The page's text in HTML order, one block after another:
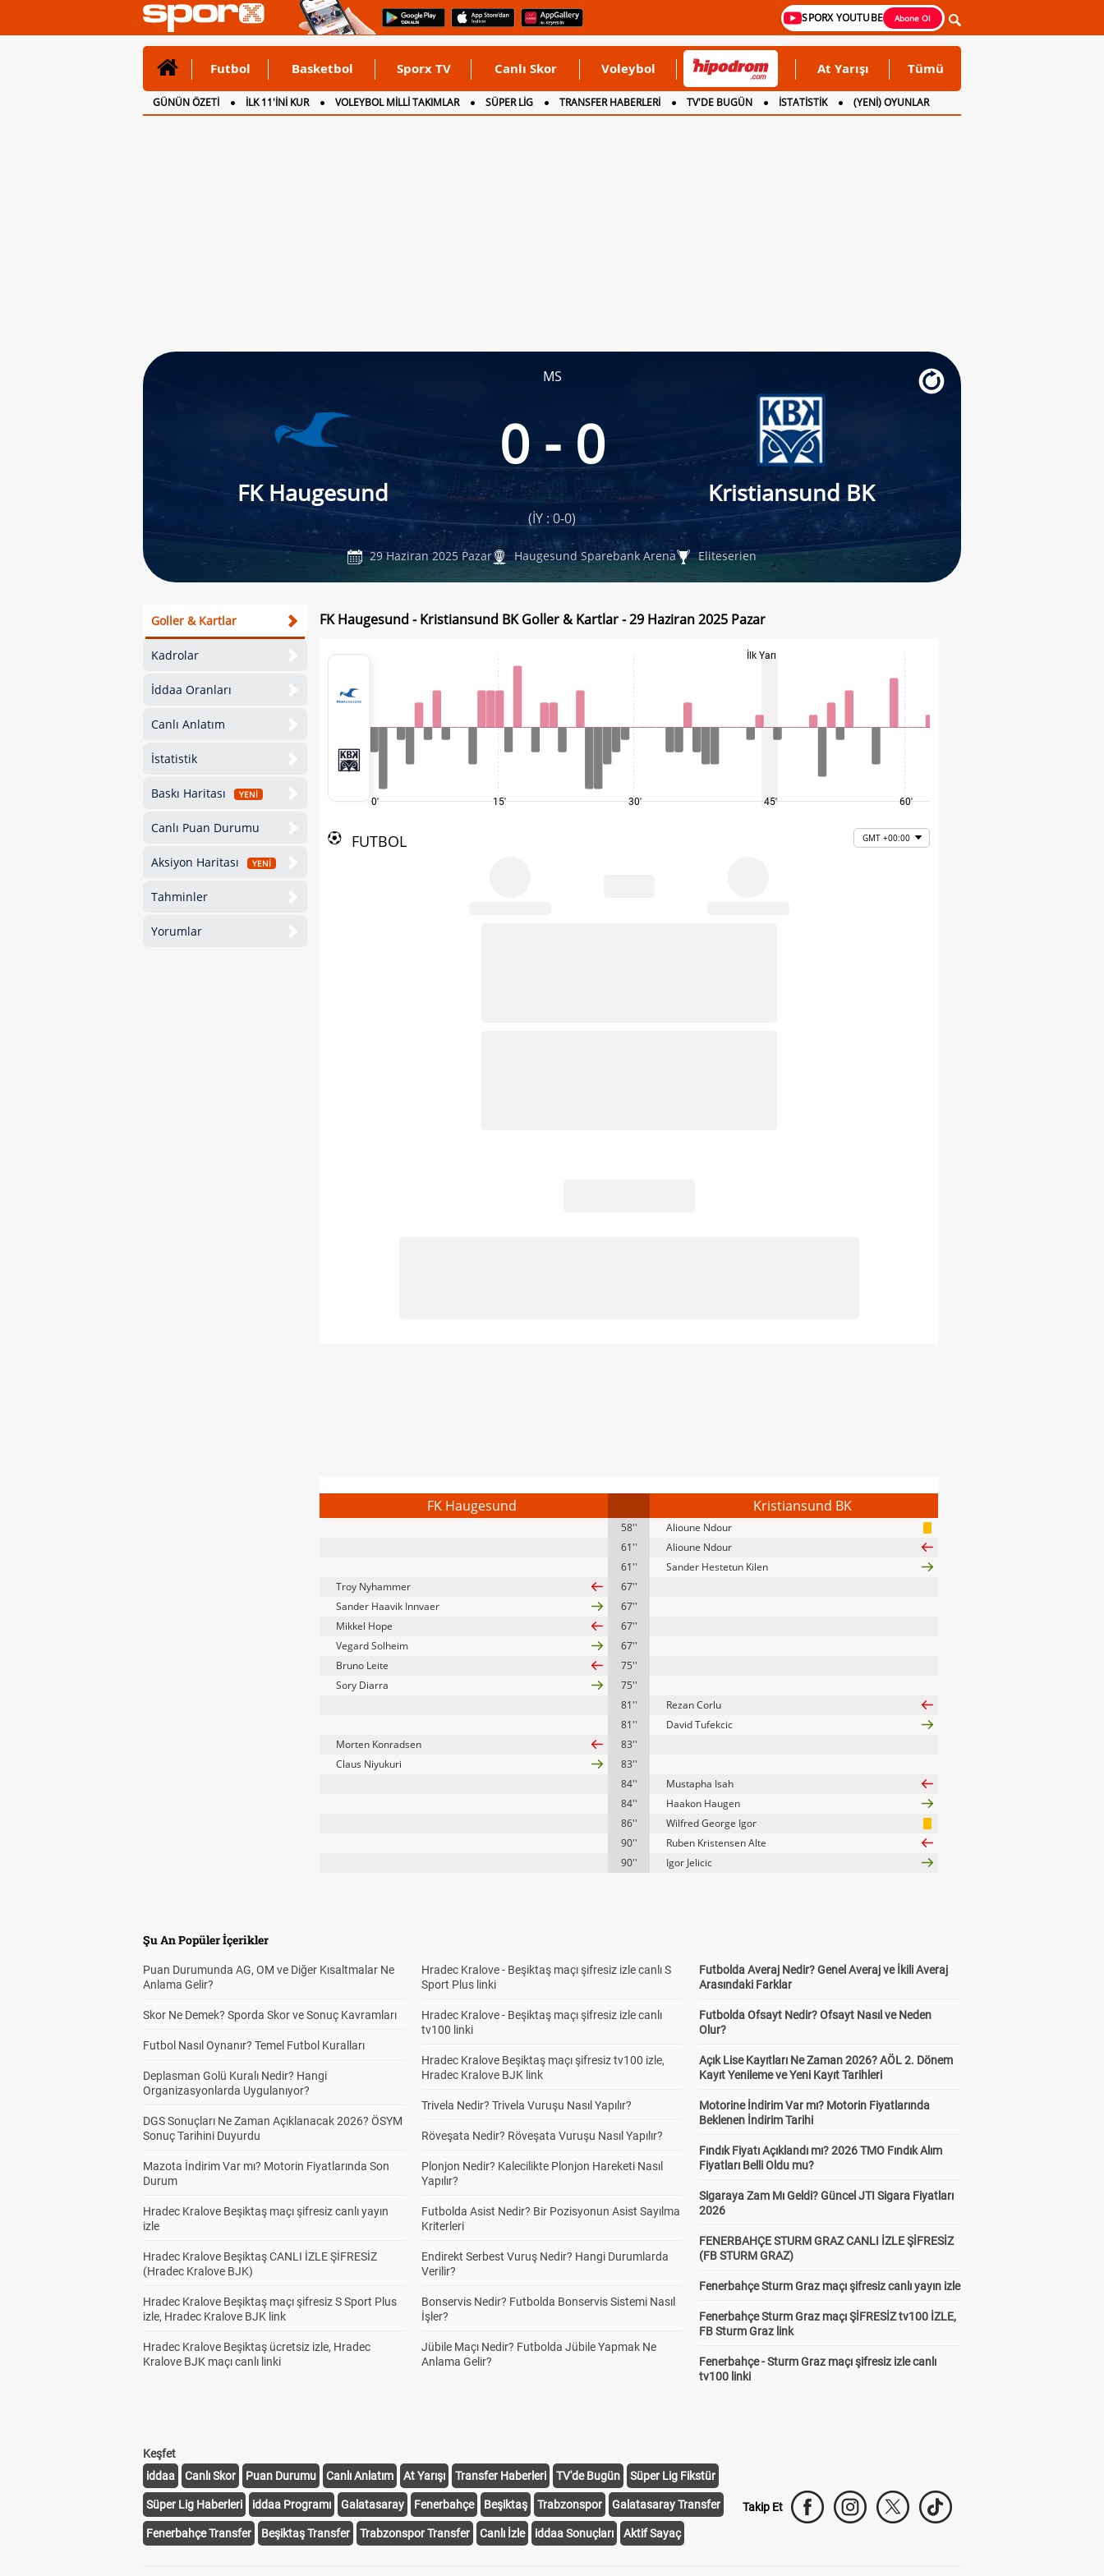
SPORX YOUTUBE Abone Ol
Futbol Basketbol Sporx TV Canlı Skor Voleybol At Yarışı Tümü
GÜNÜN ÖZETİ İLK 11'İNİ KUR VOLEYBOL MİLLİ TAKIMLAR SÜPER LİG TRANSFER HABERLERİ TV'DE BUGÜN İSTATİSTİK
(YENİ) OYUNLAR
CANLI ANLATIM
İNGİLTERE
MS
FK Haugesund
0 - 0
Kristiansund BK
(İY : 0-0)
29 Haziran 2025 Pazar Haugesund Sparebank Arena Eliteserien
Goller & Kartlar
Kadrolar
İddaa Oranları
Canlı Anlatım
İstatistik
Baskı Haritası YENİ
Canlı Puan Durumu
Aksiyon Haritası YENİ
Tahminler
Yorumlar
FK Haugesund - Kristiansund BK Goller & Kartlar - 29 Haziran 2025 Pazar
0' 15' 30'
İlk Yarı
45' 60'
FUTBOL GMT +00:00
FK Haugesund Kristiansund BK
58''
Alioune Ndour
61''
Alioune Ndour
61''
Sander Hestetun Kilen
Troy Nyhammer
67''
Sander Haavik Innvaer
67''
Mikkel Hope
67''
Vegard Solheim
67''
Bruno Leite
75''
Sory Diarra
75''
81''
Rezan Corlu
81''
David Tufekcic
Morten Konradsen
83''
Claus Niyukuri
83''
84''
Mustapha Isah
84''
Haakon Haugen
86''
Wilfred George Igor
90''
Ruben Kristensen Alte
90''
Igor Jelicic
Şu An Popüler İçerikler
Puan Durumunda AG, OM ve Diğer Kısaltmalar Ne
Anlama Gelir?
Skor Ne Demek? Sporda Skor ve Sonuç Kavramları
Futbol Nasıl Oynanır? Temel Futbol Kuralları
Deplasman Golü Kuralı Nedir? Hangi
Organizasyonlarda Uygulanıyor?
DGS Sonuçları Ne Zaman Açıklanacak 2026? ÖSYM
Sonuç Tarihini Duyurdu
Mazota İndirim Var mı? Motorin Fiyatlarında Son
Durum
Hradec Kralove Beşiktaş maçı şifresiz canlı yayın
izle
Hradec Kralove Beşiktaş CANLI İZLE ŞİFRESİZ
(Hradec Kralove BJK)
Hradec Kralove Beşiktaş maçı şifresiz S Sport Plus
izle, Hradec Kralove BJK link
Hradec Kralove Beşiktaş ücretsiz izle, Hradec
Kralove BJK maçı canlı linki
Hradec Kralove - Beşiktaş maçı şifresiz izle canlı S
Sport Plus linki
Hradec Kralove - Beşiktaş maçı şifresiz izle canlı
tv100 linki
Hradec Kralove Beşiktaş maçı şifresiz tv100 izle,
Hradec Kralove BJK link
Trivela Nedir? Trivela Vuruşu Nasıl Yapılır?
Röveşata Nedir? Röveşata Vuruşu Nasıl Yapılır?
Plonjon Nedir? Kalecilikte Plonjon Hareketi Nasıl
Yapılır?
Futbolda Asist Nedir? Bir Pozisyonun Asist Sayılma
Kriterleri
Endirekt Serbest Vuruş Nedir? Hangi Durumlarda
Verilir?
Bonservis Nedir? Futbolda Bonservis Sistemi Nasıl
İşler?
Jübile Maçı Nedir? Futbolda Jübile Yapmak Ne
Anlama Gelir?
Futbolda Averaj Nedir? Genel Averaj ve İkili Averaj
Arasındaki Farklar
Futbolda Ofsayt Nedir? Ofsayt Nasıl ve Neden
Olur?
Açık Lise Kayıtları Ne Zaman 2026? AÖL 2. Dönem
Kayıt Yenileme ve Yeni Kayıt Tarihleri
Motorine İndirim Var mı? Motorin Fiyatlarında
Beklenen İndirim Tarihi
Fındık Fiyatı Açıklandı mı? 2026 TMO Fındık Alım
Fiyatları Belli Oldu mu?
Sigaraya Zam Mı Geldi? Güncel JTI Sigara Fiyatları
2026
FENERBAHÇE STURM GRAZ CANLI İZLE ŞİFRESİZ
(FB STURM GRAZ)
Fenerbahçe Sturm Graz maçı şifresiz canlı yayın izle
Fenerbahçe Sturm Graz maçı ŞİFRESİZ tv100 İZLE,
FB Sturm Graz link
Fenerbahçe - Sturm Graz maçı şifresiz izle canlı
tv100 linki
Keşfet
iddaa
Canlı Skor Puan Durumu Canlı Anlatım At Yarışı Transfer Haberleri TV'de Bugün Süper Lig Fikstür
Süper Lig Haberleri iddaa Programı Galatasaray Fenerbahçe Beşiktaş Trabzonspor Galatasaray Transfer
Fenerbahçe Transfer Beşiktaş Transfer Trabzonspor Transfer Canlı İzle iddaa Sonuçları Aktif Sayaç
Takip Et